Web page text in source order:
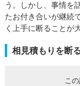
う。しかし、事情を
たお付き合いが継続
く上手に断ることが
相見積もりを断
こ